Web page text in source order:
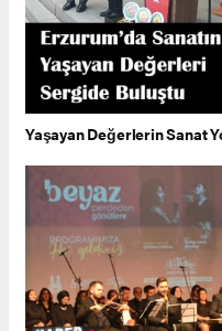
Yaşayan Değerlerin Sanat